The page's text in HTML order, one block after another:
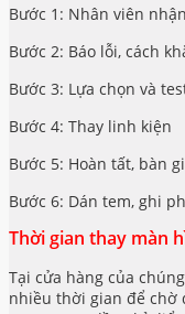
Bước 1: Nhân viên
Bước 2: Báo lỗi, cách
Bước 3: Lựa chọn và
Bước 4: Thay linh kiện
Bước 5: Hoàn tất, bàn
Bước 6: Dán tem, ghi
Thời gian thay màn
Tại cửa hàng của
nhiều thời gian để chờ